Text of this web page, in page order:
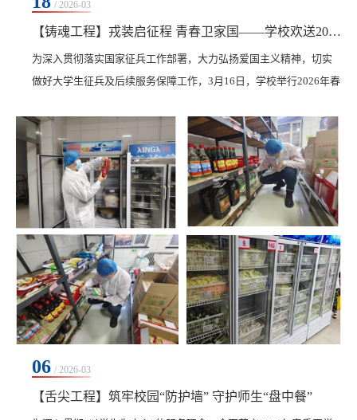
/ 2026-03
【铸魂工程】戎装启征程 青春卫家国——学校欢送2026年春季应征入伍学生
为深入贯彻落实国家征兵工作部署，大力弘扬爱国主义精神，切实
做好大学生征兵及后续服务保障工作，3月16日，学校举行2026年春
管理学院7名学生身着戎装、胸佩光荣花，带着母校的殷切嘱托与美
好祝愿，正式踏上保家卫国的光荣征程。学生工作处处长王丽萍，
武装部部长、学生工作处副处长孙晓芳，各学院党委副书记、辅导
员、生涯导师、学生代表前往火车站，共同为即将入...
06 / 2026-03
【舌尖工程】筑牢校园“防护墙” 守护师生“盘中餐”